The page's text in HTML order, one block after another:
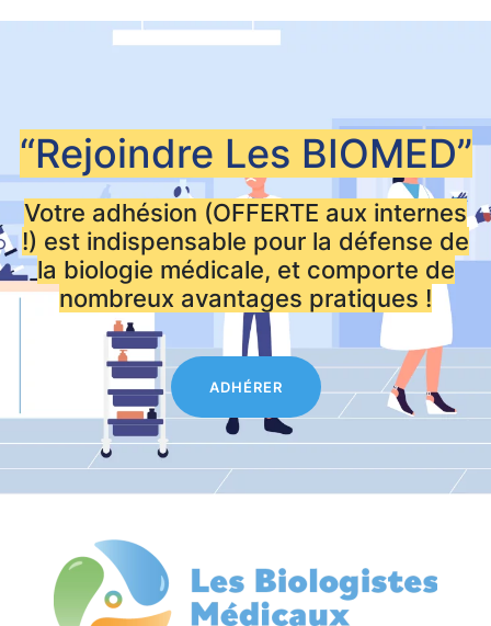
“Rejoindre Les BIOMED”
Votre adhésion (OFFERTE aux internes
!) est indispensable pour la défense de
la biologie médicale, et comporte de
nombreux avantages pratiques !
ADHÉRER